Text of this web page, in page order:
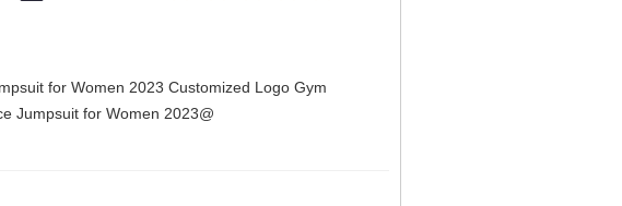
for Women 2023 Customized Logo Gym
Jumpsuit for Women 2023@